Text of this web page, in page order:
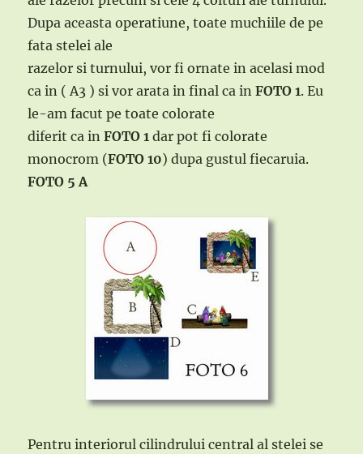
Dupa aceasta operatiune, toate muchiile de pe
fata stelei ale
razelor si turnului, vor fi ornate in acelasi mod
ca in ( A3 ) si vor arata in final ca inFOTO 1. Eu
le-am facut pe toate colorate
diferit ca inFOTO 1 dar pot fi colorate
monocrom (FOTO 10) dupa gustul fiecaruia.
FOTO 5 A
Pentru interiorul cilindrului central al stelei se